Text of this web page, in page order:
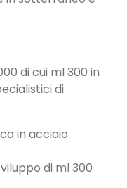
di cui ml 300 in
di
in acciaio
di ml 300